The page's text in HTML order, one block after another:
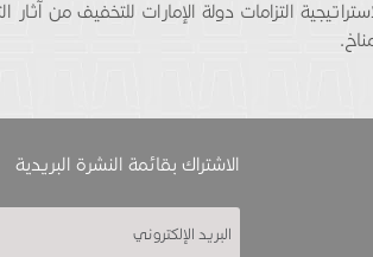
2040. وتدعم الاستراتيجية التزامات دولة الإمارات للتخفيف
الاشتراك بقائمة النشرة البريدية